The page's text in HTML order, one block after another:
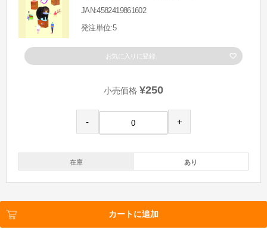
JAN:4582419861602
発注単位:5
お気に入りに登録
小売価格 ¥250
- +
在庫 あり
カートに追加